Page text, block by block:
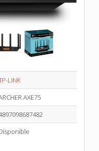
LINK
AXE75